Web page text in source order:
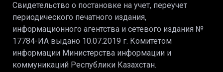
Свидетельство о постановке на учет, переучет
периодического печатного издания,
информационного агентства и сетевого издания №
17784-ИА выдано 10.07.2019 г. Комитетом
информации Министерства информации и
коммуникаций Республики Казахстан.